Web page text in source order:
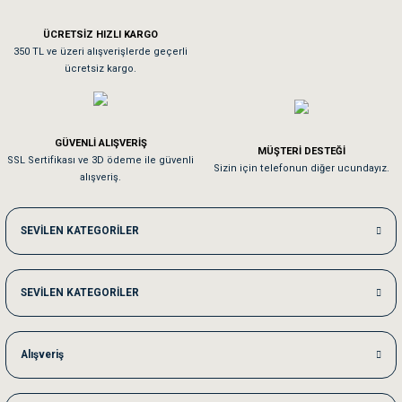
Sa**** On******
Kedilerim beğeniyorlar. Memnunuz. Uygun fiyatta olması iyi.
Me***** Ya******
Akşam verdiğim sipariş bir sonraki gün elime ulaştı. Jack russell köpeğim
Ka***** Ar******
Ufak bir sorun harici sorun olmadı sağolsunlar onuda hemen çözdüler
ÜCRETSİZ HIZLI KARGO
350 TL ve üzeri alışverişlerde geçerli
ücretsiz kargo.
GÜVENLİ ALIŞVERİŞ
SSL Sertifikası ve 3D ödeme ile güvenli
alışveriş.
MÜŞTERİ DESTEĞİ
Sizin için telefonun diğer ucundayız.
SEVİLEN KATEGORİLER
SEVİLEN KATEGORİLER
Alışveriş